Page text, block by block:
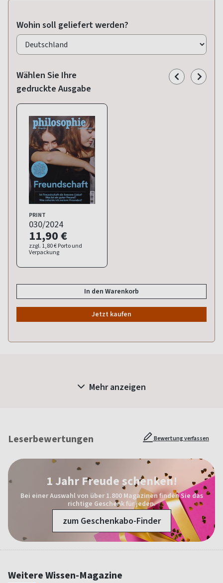
Wohin soll geliefert werden?
Wählen Sie Ihre
gedruckte Ausgabe
PRINT
030/2024
11,90 €
zzgl. 1,80 € Porto und
Verpackung
In den Warenkorb
Jetzt kaufen
Mehr anzeigen
Leserbewertungen Bewertung verfassen
1 Jahr Freude schenken!
Bei einer Auswahl von über 1.800 Magazinen finden Sie das
richtige Geschenk für jeden.
zum Geschenkabo-Finder
Weitere Wissen-Magazine